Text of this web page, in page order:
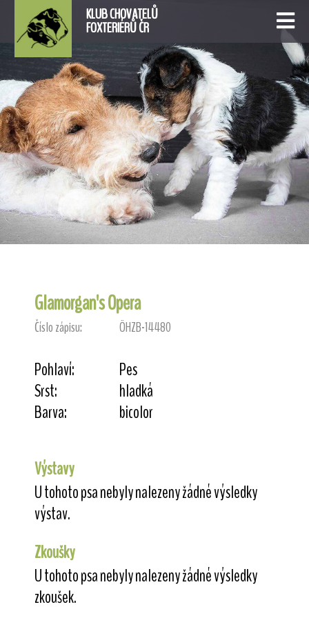
KLUB CHOVATELŮ
FOXTERIÉRŮ ČR
Glamorgan's Opera
Číslo zápisu: ÖHZB-14480
Pohlaví:
Pes
Srst:
hladká
Barva:
bicolor
Výstavy
U tohoto psa nebyly nalezeny žádné výsledky
výstav.
Zkoušky
U tohoto psa nebyly nalezeny žádné výsledky
zkoušek.